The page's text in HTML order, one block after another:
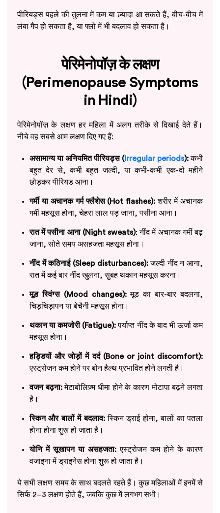
पीरियड्स पहले की तुलना में कम या ज़्यादा आ सकते हैं, बीच-बीच में
लंबा गैप हो सकता है, या फ्लो में भी बदलाव हो सकता है।
पेरिमेनोपॉज़ के लक्षण
(Perimenopause Symptoms
in Hindi)
पेरिमेनोपॉज़ के लक्षण हर महिला में अलग तरीके से दिखाई देते हैं।
नीचे वह सबसे आम लक्षण दिए गए हैं:
असामान्य या अनियमित पीरियड्स ( Irregular periods):कभी
बहुत देर से, कभी बहुत जल्दी, या कभी-कभी एक-दो महीने
छोड़कर पीरियड आना।
गर्मी या अचानक गर्म फ्लैशेस (Hot flashes): शरीर में अचानक
गर्मी महसूस होना, चेहरा लाल पड़ जाना, पसीना आना।
रात में पसीना आना (Night sweats): नींद में अचानक गर्मी बढ़
जाना, सोते समय असहजता महसूस होना।
नींद में कठिनाई (Sleep disturbances):जल्दी नींद न आना,
रात में कई बार नींद खुलना, सुबह थकान महसूस करना।
मूड स्विंग्स (Mood changes):मूड का बार-बार बदलना,
चिड़चिड़ापन या बेचैनी महसूस होना।
थकान या कमजोरी (Fatigue):पर्याप्त नींद के बाद भी ऊर्जा कम
महसूस होना।
हड्डियों और जोड़ों में दर्द (Bone or joint discomfort):
एस्ट्रोजन कम होने पर बोन हैल्थ प्रभावित होने लगती है।
वजन बढ़ना:मेटाबोलिज़्म धीमा होने के कारण मोटापा बढ़ने लगता
है।
स्किन और बालों में बदलाव:स्किन ड्राई होना, बालों का पतला
होना होना शुरू हो जाता है।
योनि में सूखापन या असहजता:एस्ट्रोजन कम होने के कारण
वजाइना में ड्राइनेस होना शुरू हो जाता है।
ये सभी लक्षण समय के साथ बदलते रहते हैं। कुछ महिलाओं में इनमें से
सिर्फ 2–3 लक्षण होते हैं, जबकि कुछ में लगभग सभी।